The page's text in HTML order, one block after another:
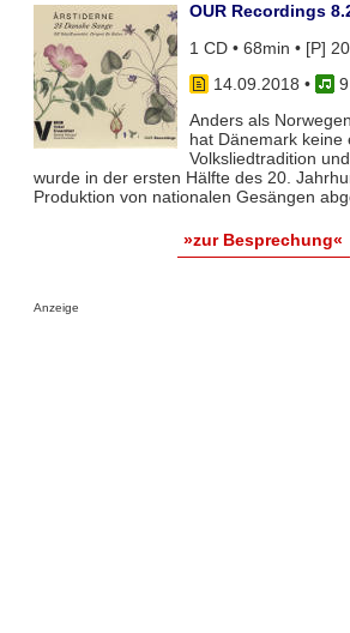
OUR Recordings
1 CD • 68min • [P]
14.09.2018 •
Anders als
hat Dänemark keine
Volksliedtradition
wurde in der ersten Hälfte des 20.
Produktion von nationalen Gesängen
»zur Besprechung«
Anzeige